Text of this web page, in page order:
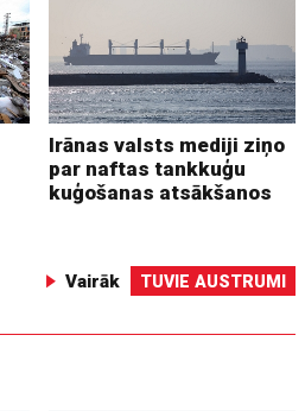
Irānas valsts mediji ziņo
par naftas tankkuģu
kuģošanas atsākšanos
Vairāk TUVIE AUSTRUMI